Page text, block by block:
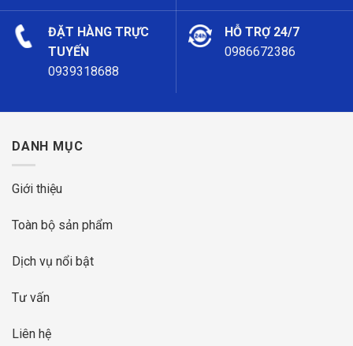
ĐẶT HÀNG TRỰC
TUYẾN
0939318688
HỖ TRỢ 24/7
0986672386
DANH MỤC
Giới thiệu
Toàn bộ sản phẩm
Dịch vụ nổi bật
Tư vấn
Liên hệ